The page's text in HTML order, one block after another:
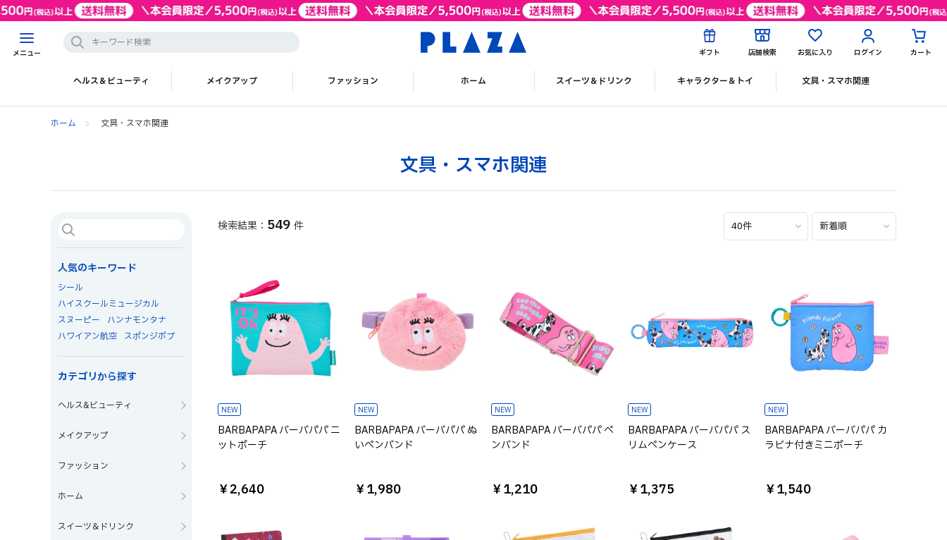
メニュー ギフト 店舗検索 お気に入り ログイン カート
ヘルス＆ビューティ メイクアップ ファッション ホーム スイーツ＆ドリンク キャラクター＆トイ 文具・スマホ関連
ホーム > 文具・スマホ関連
文具・スマホ関連
人気のキーワード
シール
ハイスクールミュージカル
スヌーピー
ハンナモンタナ
ハワイアン航空
スポンジボブ
カテゴリから探す
ヘルス&ビューティ
メイクアップ
ファッション
ホーム
スイーツ＆ドリンク
549 件
NEW
BARBAPAPA バーバパパ ニ
ットポーチ
￥2,640
NEW
BARBAPAPA バーバパパ ぬ
いペンバンド
￥1,980
NEW
BARBAPAPA バーバパパ ペ
ンバンド
￥1,210
NEW
BARBAPAPA バーバパパ ス
リムペンケース
￥1,375
NEW
BARBAPAPA バーバパパ カ
ラビナ付きミニポーチ
￥1,540